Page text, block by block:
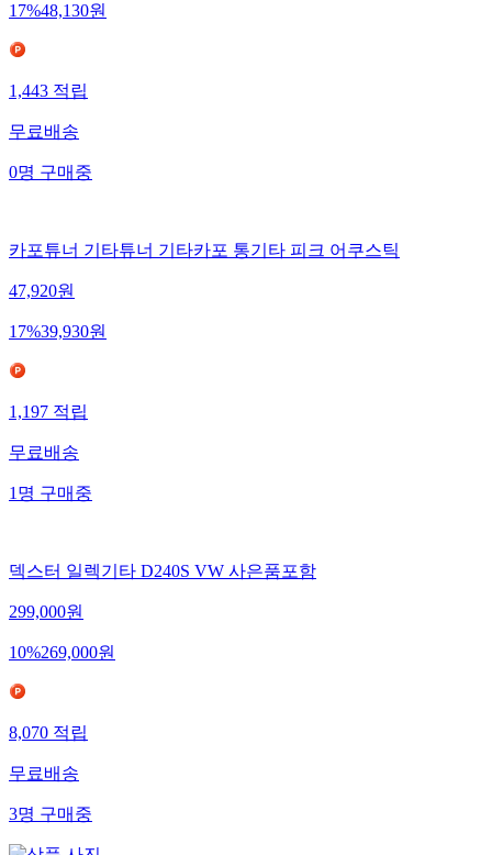
17%48,130원
1,443 적립
무료배송
0명 구매중
카포튜너 기타튜너 기타카포 통기타 피크 어쿠스틱
47,920원
17%39,930원
1,197 적립
무료배송
1 명 구매중
덱스터 일렉기타 D240S VW 사은품포함
299,000원
10%269,000원
8,070 적립
무료배송
3명 구매중